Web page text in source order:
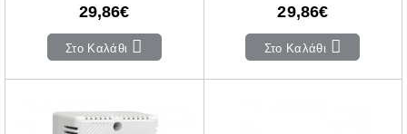
29,86€
Στο Καλάθι
29,86€
Στο Καλάθι